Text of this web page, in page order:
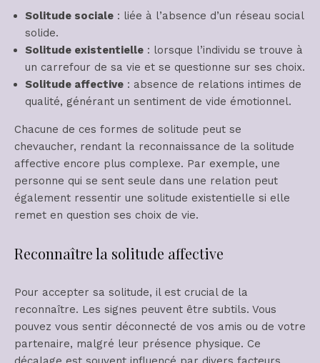
Solitude sociale : liée à l’absence d’un réseau social
solide.
Solitude existentielle : lorsque l’individu se trouve à
un carrefour de sa vie et se questionne sur ses choix.
Solitude affective : absence de relations intimes de
qualité, générant un sentiment de vide émotionnel.
Chacune de ces formes de solitude peut se
chevaucher, rendant la reconnaissance de la solitude
affective encore plus complexe. Par exemple, une
personne qui se sent seule dans une relation peut
également ressentir une solitude existentielle si elle
remet en question ses choix de vie.
Reconnaître la solitude affective
Pour accepter sa solitude, il est crucial de la
reconnaître. Les signes peuvent être subtils. Vous
pouvez vous sentir déconnecté de vos amis ou de votre
partenaire, malgré leur présence physique. Ce